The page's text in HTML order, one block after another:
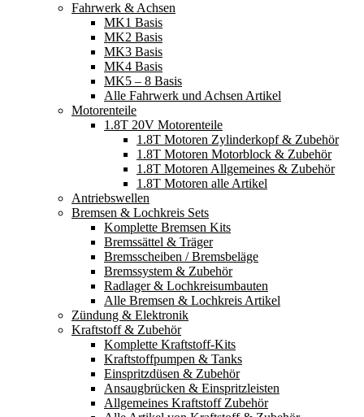
Fahrwerk & Achsen
MK1 Basis
MK2 Basis
MK3 Basis
MK4 Basis
MK5 – 8 Basis
Alle Fahrwerk und Achsen Artikel
Motorenteile
1.8T 20V Motorenteile
1.8T Motoren Zylinderkopf & Zubehör
1.8T Motoren Motorblock & Zubehör
1.8T Motoren Allgemeines & Zubehör
1.8T Motoren alle Artikel
Antriebswellen
Bremsen & Lochkreis Sets
Komplette Bremsen Kits
Bremssättel & Träger
Bremsscheiben / Bremsbeläge
Bremssystem & Zubehör
Radlager & Lochkreisumbauten
Alle Bremsen & Lochkreis Artikel
Zündung & Elektronik
Kraftstoff & Zubehör
Komplette Kraftstoff-Kits
Kraftstoffpumpen & Tanks
Einspritzdüsen & Zubehör
Ansaugbrücken & Einspritzleisten
Allgemeines Kraftstoff Zubehör